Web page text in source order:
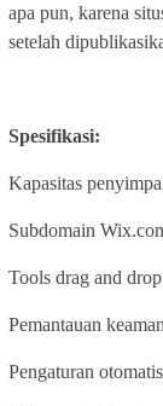
apa pun, karena
setelah
Spesifikasi:
Kapasitas
Subdomain
Tools drag and
Pemantauan
Pengaturan otomatis